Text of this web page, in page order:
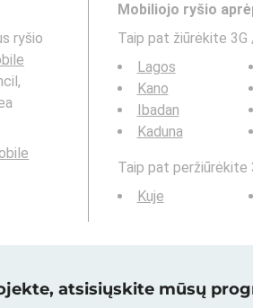
ryšio
Mobiliojo ryšio
Taip pat žiūrėkite
Lagos
Kano
Ibadan
Kaduna
Taip pat peržiūrėkite
Kuje
atsisiųskite mūsų